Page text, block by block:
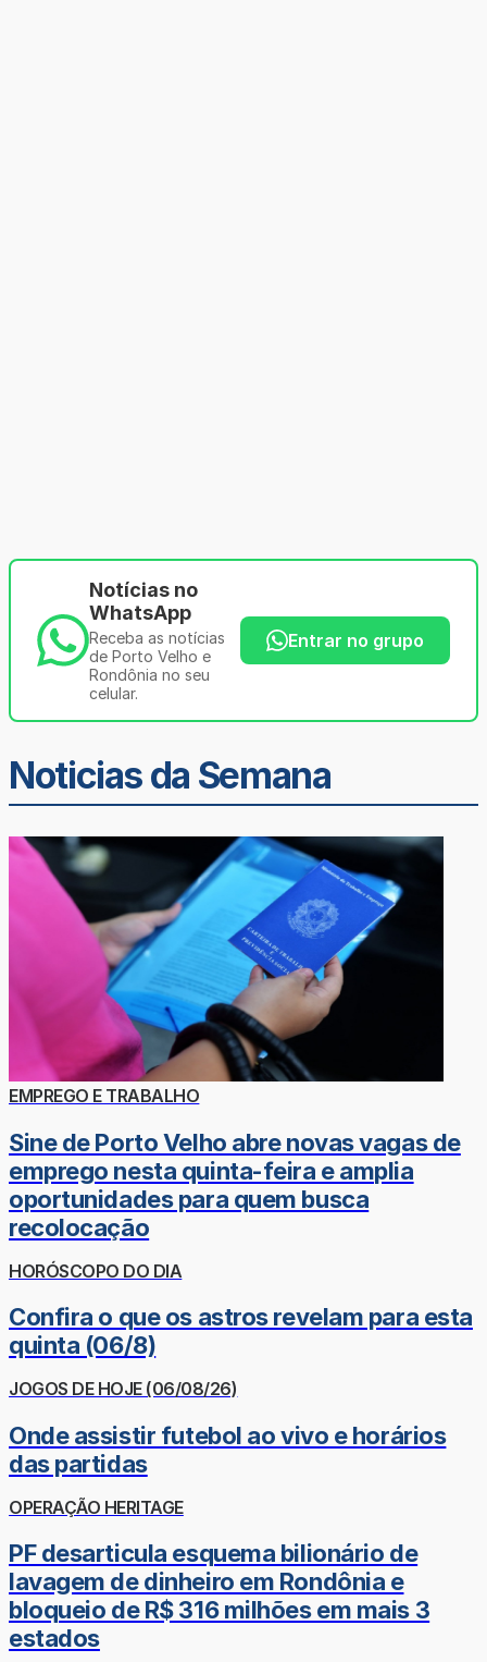
Notícias no
WhatsApp
Receba as notícias
de Porto Velho e
Rondônia no seu
celular.
Entrar no grupo
Noticias da Semana
EMPREGO E TRABALHO
Sine de Porto Velho abre novas vagas de
emprego nesta quinta-feira e amplia
oportunidades para quem busca
recolocação
HORÓSCOPO DO DIA
Confira o que os astros revelam para esta
quinta (06/8)
JOGOS DE HOJE (06/08/26)
Onde assistir futebol ao vivo e horários
das partidas
OPERAÇÃO HERITAGE
PF desarticula esquema bilionário de
lavagem de dinheiro em Rondônia e
bloqueio de R$ 316 milhões em mais 3
estados